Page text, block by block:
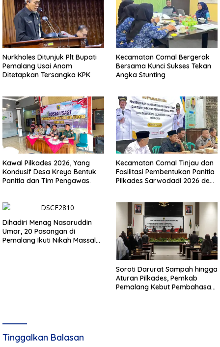
Nurkholes Ditunjuk Plt Bupati
Pemalang Usai Anom
Ditetapkan Tersangka KPK
Kecamatan Comal Bergerak
Bersama Kunci Sukses Tekan
Angka Stunting
Kawal Pilkades 2026, Yang
Kondusif Desa Kreyo Bentuk
Panitia dan Tim Pengawas.
Kecamatan Comal Tinjau dan
Fasilitasi Pembentukan Panitia
Pilkades Sarwodadi 2026 demi
Dihadiri Menag Nasaruddin
Umar, 20 Pasangan di
Pemalang Ikuti Nikah Massal
Soroti Darurat Sampah hingga
Aturan Pilkades, Pemkab
Pemalang Kebut Pembahasan
Tinggalkan Balasan